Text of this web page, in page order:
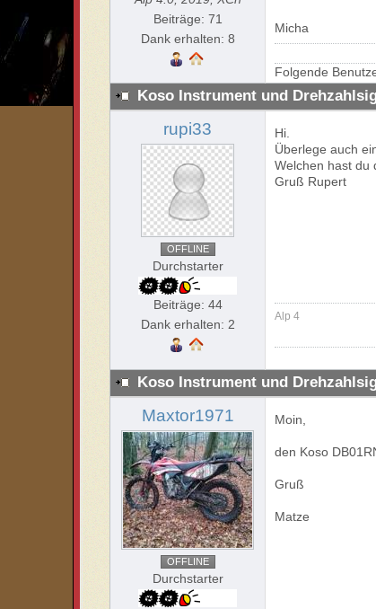
Beiträge: 71
Dank erhalten: 8
Micha
Folgende
Koso Instrument und
rupi33
OFFLINE
Durchstarter
Beiträge: 44
Dank erhalten: 2
Hi.
Überlege auch
Welchen hast du
Gruß Rupert
Alp 4
Koso Instrument und
Maxtor1971
OFFLINE
Durchstarter
Moin,
den Koso
Gruß
Matze